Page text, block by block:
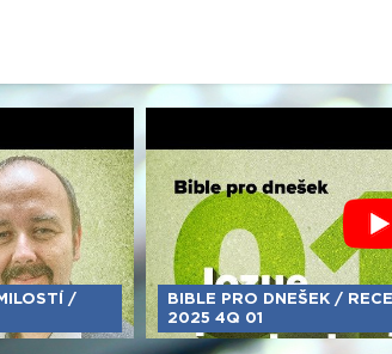
/
BIBLE PRO DNEŠEK /
2025 4Q 01